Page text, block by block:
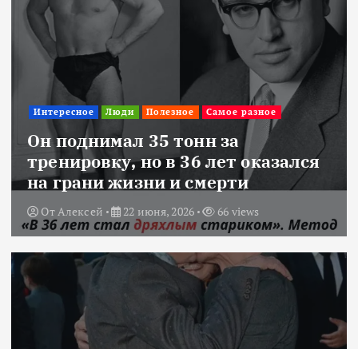
Интересное Люди Полезное Самое разное
Он поднимал 35 тонн за
тренировку, но в 36 лет оказался
на грани жизни и смерти
ОтАлексей 22 июня, 2026 66 views